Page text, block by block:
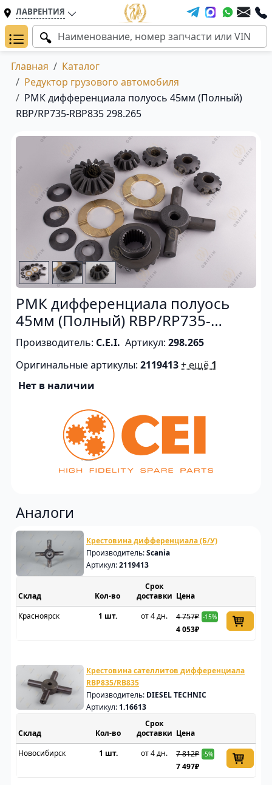
ЛАВРЕНТИЯ
Главная
Каталог
Редуктор грузового автомобиля
РМК дифференциала полуось 45мм (Полный)
RBP/RP735-RBP835 298.265
РМК дифференциала полуось
45мм (Полный) RBP/RP735-
RBP835
Производитель: C.E.I. Артикул: 298.265
Оригинальные артикулы: 2119413+ ещё 1
Нет в наличии
Аналоги
Крестовина дифференциала (Б/У)
Производитель:Scania
Артикул:2119413
Склад
Срок
доставки Цена
Красноярск
1 шт. от 4 дн. 4 757₽ -15%
4 053₽
Крестовина сателлитов дифференциала
RBP835/RB835
Производитель: DIESEL TECHNIC
Артикул: 1.16613
Склад
Срок
доставки Цена
Новосибирск
1 шт. от 4 дн. 7 812₽ -5%
7 497₽